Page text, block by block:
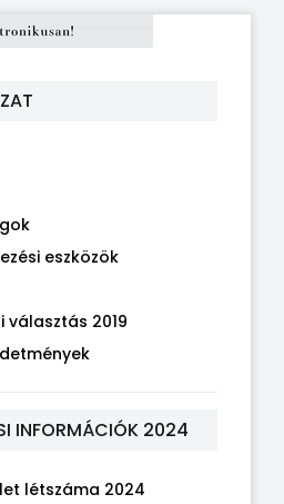
eszközök
választás 2019
INFORMÁCIÓK 2024
létszáma 2024